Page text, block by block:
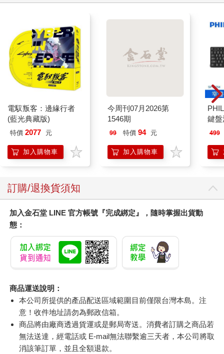
電馭叛客：邊緣行者
(藍光典藏版)
特價 2077 元
加入購物車
今周刊07月2026第
1546期
99 特價 94 元
加入購物車
鍵盤
499
訂購/退換貨須知
加入金石堂 LINE 官方帳號『完成綁定』，隨時掌握出貨動
態：
商品運送說明：
本公司所提供的產品配送區域範圍目前僅限台灣本島。注
意！收件地址請勿為郵政信箱。
商品將由廠商透過貨運或是郵局寄送。消費者訂購之商品若
無法送達，經電話或 E-mail無法聯繫逾三天者，本公司將取
消該筆訂單，並且全額退款。